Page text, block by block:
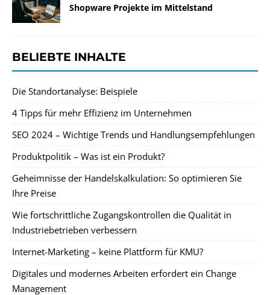
Shopware Projekte im Mittelstand
BELIEBTE INHALTE
Die Standortanalyse: Beispiele
4 Tipps für mehr Effizienz im Unternehmen
SEO 2024 – Wichtige Trends und Handlungsempfehlungen
Produktpolitik – Was ist ein Produkt?
Geheimnisse der Handelskalkulation: So optimieren Sie
Ihre Preise
Wie fortschrittliche Zugangskontrollen die Qualität in
Industriebetrieben verbessern
Internet-Marketing – keine Plattform für KMU?
Digitales und modernes Arbeiten erfordert ein Change
Management